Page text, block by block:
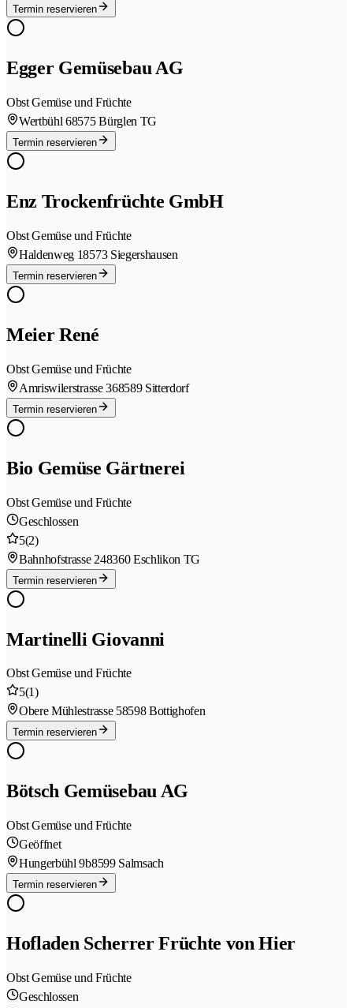
Termin reservieren
Egger Gemüsebau AG
Obst Gemüse und Früchte
Wertbühl 68575 Bürglen TG
Termin reservieren
Enz Trockenfrüchte GmbH
Obst Gemüse und Früchte
Haldenweg 18573 Siegershausen
Termin reservieren
Meier René
Obst Gemüse und Früchte
Amriswilerstrasse 368589 Sitterdorf
Termin reservieren
Bio Gemüse Gärtnerei
Obst Gemüse und Früchte
Geschlossen
5(2)
Bahnhofstrasse 248360 Eschlikon TG
Termin reservieren
Martinelli Giovanni
Obst Gemüse und Früchte
5(1)
Obere Mühlestrasse 58598 Bottighofen
Termin reservieren
Bötsch Gemüsebau AG
Obst Gemüse und Früchte
Geöffnet
Hungerbühl 9b8599 Salmsach
Termin reservieren
Hofladen Scherrer Früchte von Hier
Obst Gemüse und Früchte
Geschlossen